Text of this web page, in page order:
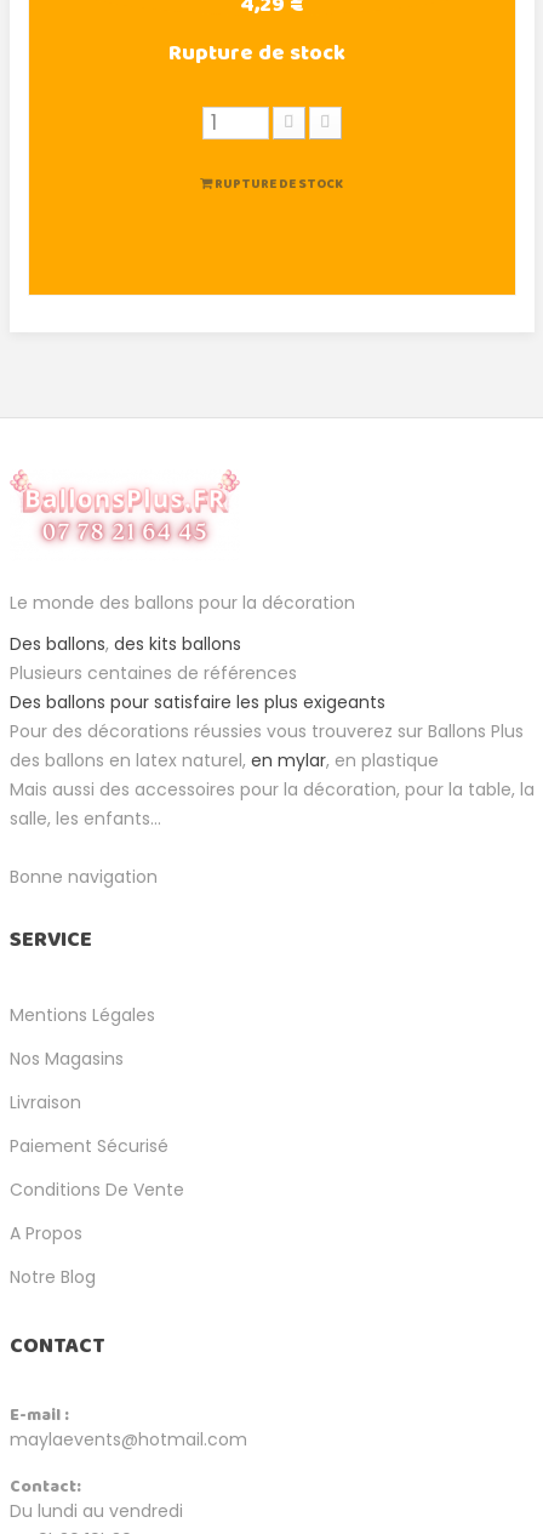
Rupture de stock
RUPTURE DE STOCK
Le monde des ballons pour la décoration
Des ballons, des kits ballons
Plusieurs centaines de références
Des ballons pour satisfaire les plus exigeants
Pour des décorations réussies vous trouverez sur Ballons Plus
des ballons en latex naturel, en mylar, en plastique
Mais aussi des accessoires pour la décoration, pour la table, la
salle, les enfants...
Bonne navigation
SERVICE
Mentions Légales
Nos Magasins
Livraison
Paiement Sécurisé
Conditions De Vente
A Propos
Notre Blog
CONTACT
E-mail :
maylaevents@hotmail.com
Contact:
Du lundi au vendredi